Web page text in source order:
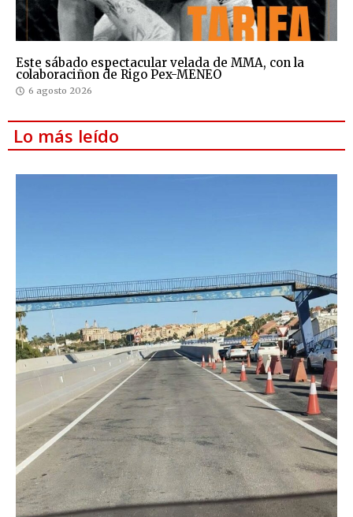
Este sábado espectacular velada de MMA, con la
colaboraciñon de Rigo Pex-MENEO
6 agosto 2026
Lo más leído